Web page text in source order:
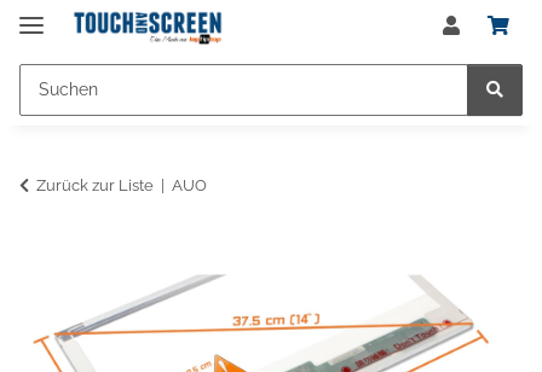
Zurück zur Liste AUO